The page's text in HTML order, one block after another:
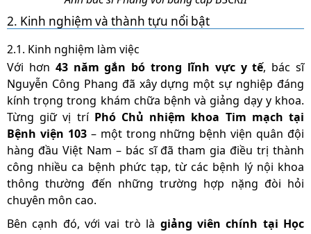
2. Kinh nghiệm và thành tựu nổi bật
2.1. Kinh nghiệm làm việc
Với hơn 43 năm gắn bó trong lĩnh vực y tế, bác sĩ
Nguyễn Công Phang đã xây dựng một sự nghiệp đáng
kính trọng trong khám chữa bệnh và giảng dạy y khoa.
Từng giữ vị trí Phó Chủ nhiệm khoa Tim mạch tại
Bệnh viện 103 – một trong những bệnh viện quân đội
hàng đầu Việt Nam – bác sĩ đã tham gia điều trị thành
công nhiều ca bệnh phức tạp, từ các bệnh lý nội khoa
thông thường đến những trường hợp nặng đòi hỏi
chuyên môn cao.
Bên cạnh đó, với vai trò là giảng viên chính tại Học